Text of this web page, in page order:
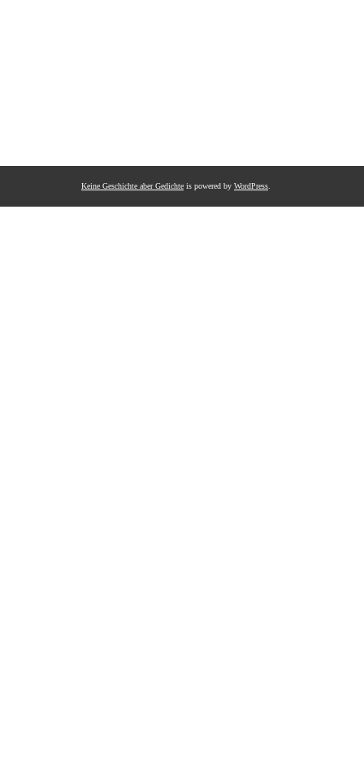
Keine Geschichte aber Gedichte is powered by WordPress